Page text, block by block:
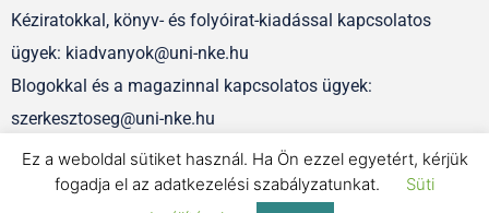
Kéziratokkal, könyv- és folyóirat-kiadással kapcsolatos
ügyek: kiadvanyok@uni-nke.hu
Blogokkal és a magazinnal kapcsolatos ügyek:
szerkesztoseg@uni-nke.hu
IMPRESSZUM
Ez a weboldal sütiket használ. Ha Ön ezzel egyetért, kérjük
fogadja el az adatkezelési szabályzatunkat.
Süti